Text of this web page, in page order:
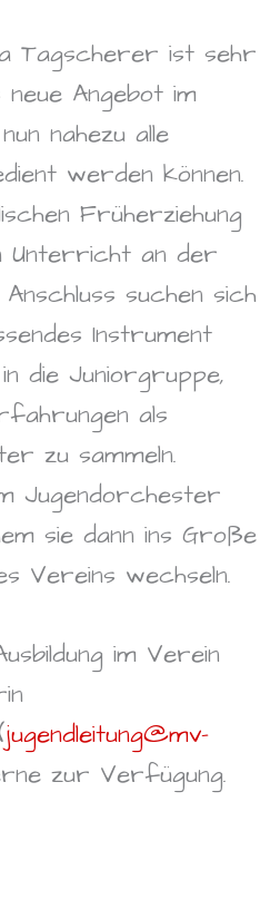
Tagscherer ist sehr
Angebot im
nahezu alle
werden können.
Früherziehung
Unterricht an der
suchen sich
Instrument
die Juniorgruppe,
als
zu sammeln.
Jugendorchester
sie dann ins Große
Vereins wechseln.
im Verein
jugendleitung@mv-
zur Verfügung.